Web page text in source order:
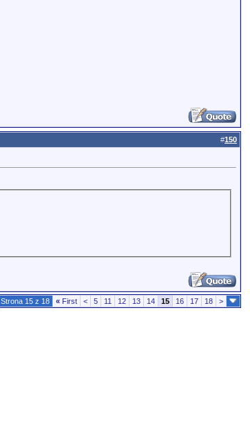
#150
Strona 15 z 18 « First < 5 11 12 13 14 15 16 17 18 >